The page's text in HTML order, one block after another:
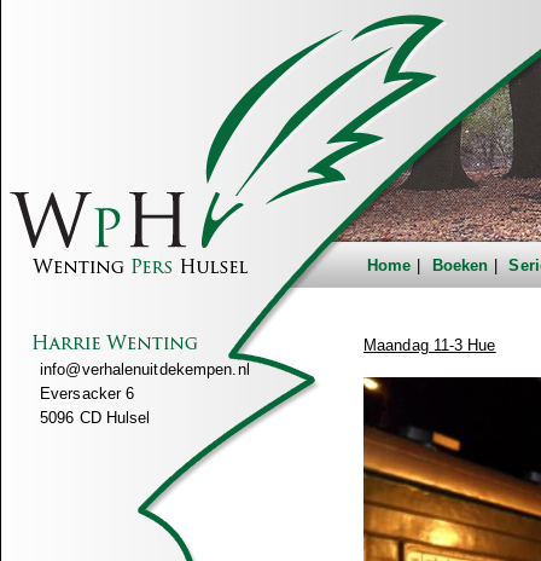
Home Boeken
info@verhalenuitdekempen.nl
Eversacker 6
5096 CD Hulsel
Maandag 11-3 Hue